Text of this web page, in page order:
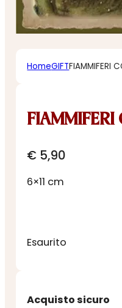
HomeGIFTFIAMMIFERI
FIAMMIFERI
€ 5,90
6×11 cm
Esaurito
Acquisto sicuro